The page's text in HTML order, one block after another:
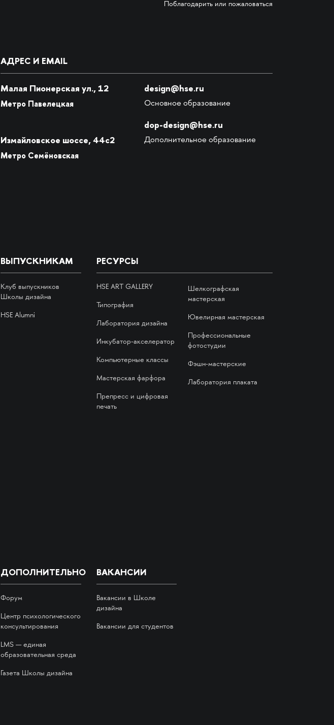
Поблагодарить или пожаловаться
АДРЕС И EMAIL
Малая Пионерская ул., 12
Метро Павелецкая
Измайловское шоссе, 44с2
Метро Семёновская
design@hse.ru
Основное образование
dop-design@hse.ru
Дополнительное образование
ВЫПУСКНИКАМ
Клуб выпускников
Школы дизайна
HSE Alumni
РЕСУРСЫ
HSE ART GALLERY
Типография
Лаборатория дизайна
Инкубатор-акселератор
Компьютерные классы
Мастерская фарфора
Препресс и цифровая
печать
Шелкографская
мастерская
Ювелирная мастерская
Профессиональные
фотостудии
Фэшн-мастерские
Лаборатория плаката
ДОПОЛНИТЕЛЬНО
Форум
Центр психологического
консультирования
LMS — единая
образовательная среда
Газета Школы дизайна
ВАКАНСИИ
Вакансии в Школе
дизайна
Вакансии для студентов